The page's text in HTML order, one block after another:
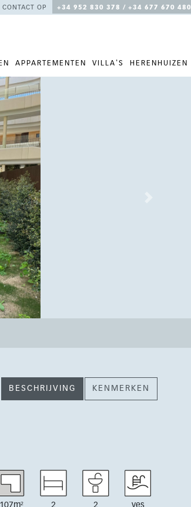
CONTACT OP +34 952 830 378 / +34 677 670 480
APPARTEMENTEN VILLA'S HERENHUIZEN
BESCHRIJVING KENMERKEN
107m² 2 2 yes